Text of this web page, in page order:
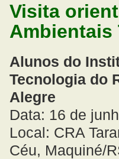
Visita
Ambientais
Alunos do
Tecnologia do
Alegre
Data: 16 de
Local: CRA
Céu, Maquiné/